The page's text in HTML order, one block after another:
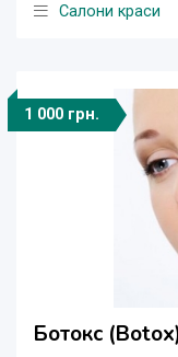
Салони краси
1 000 грн.
Ботокс